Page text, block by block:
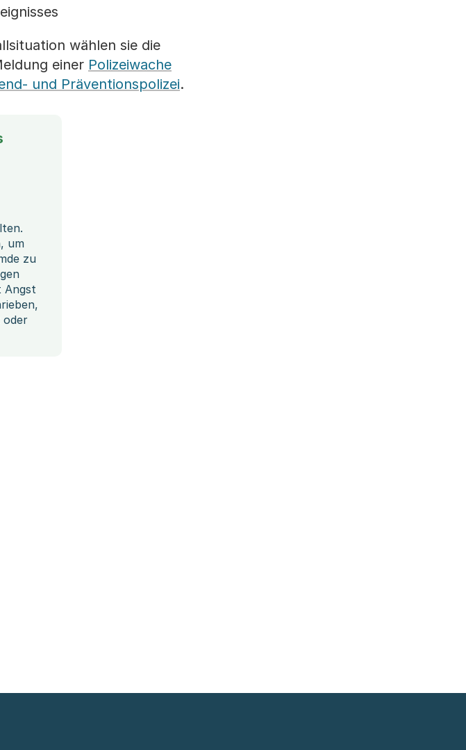
wählen sie die
einer Polizeiwache
und Präventionspolizei.
um
zu
Angst
oder